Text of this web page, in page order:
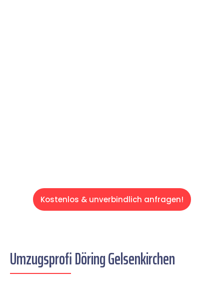
Kostenlos & unverbindlich anfragen!
Umzugsprofi Döring Gelsenkirchen